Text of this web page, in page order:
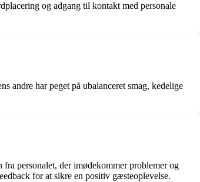
og adgang til kontakt med personale
andre har peget på ubalanceret smag, kedelige
personalet, der imødekommer problemer og
for at sikre en positiv gæsteoplevelse.